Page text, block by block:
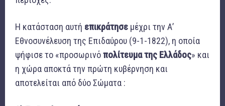
Η κατάσταση αυτή επικράτησε μέχρι την Α’
Εθνοσυνέλευση της Επιδαύρου (9-1-1822), η οποία
ψήφισε το «προσωρινόπολίτευμα της Ελλάδος» και
η χώρα αποκτά την πρώτη κυβέρνηση και
αποτελείται από δύο Σώματα :